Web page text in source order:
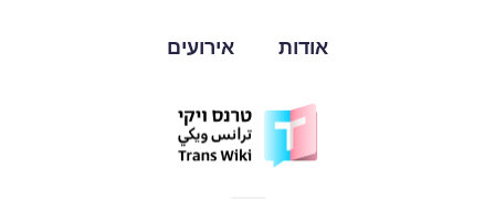
אודות אירועים